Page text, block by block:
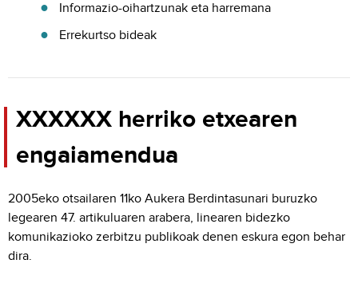
Informazio-oihartzunak eta harremana
Errekurtso bideak
XXXXXX herriko etxearen
engaiamendua
2005eko otsailaren 11ko Aukera Berdintasunari buruzko
legearen 47. artikuluaren arabera, linearen bidezko
komunikazioko zerbitzu publikoak denen eskura egon behar
dira.